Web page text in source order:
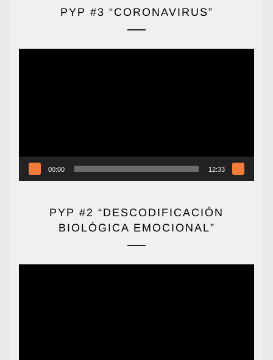
PYP #3 “CORONAVIRUS”
00:00 12:33
PYP #2 “DESCODIFICACIÓN
BIOLÓGICA EMOCIONAL”